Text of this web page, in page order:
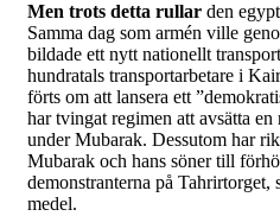
Men trots detta rullar den
Samma dag som armén ville
bildade ett nytt nationellt
hundratals transportarbetare i
förts om att lansera ett
har tvingat regimen att avsätta
under Mubarak. Dessutom har
Mubarak och hans söner till
demonstranterna på
medel.